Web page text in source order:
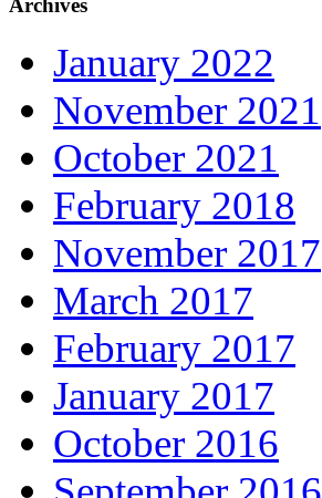
Archives
January 2022
November 2021
October 2021
February 2018
November 2017
March 2017
February 2017
January 2017
October 2016